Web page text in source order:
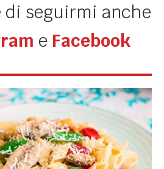
seguirmi anche
e Facebook